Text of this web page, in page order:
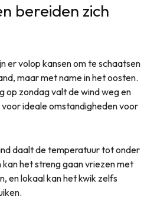
bereiden zich
er volop kansen om te schaatsen
maar met name in het oosten.
op zondag valt de wind weg en
ideale omstandigheden voor
daalt de temperatuur tot onder
het streng gaan vriezen met
en lokaal kan het kwik zelfs